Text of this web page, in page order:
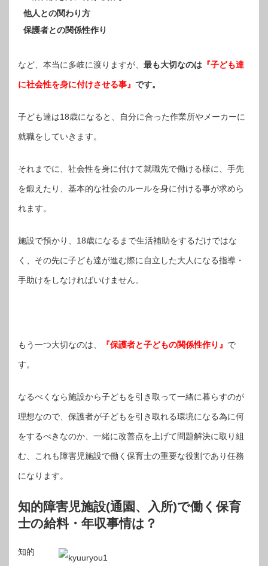
他人との関わり方
保護者との関係性作り
など、本当に多岐に渡りますが、 最も大切なのは 『子ども達
に社会性を身に付けさせる事』 です。
子ども達は18歳になると、自分に合った作業所やメーカーに
就職をしていきます。
それまでに、社会性を身に付けて就職先で働ける様に、手先
を鍛えたり、基本的な社会のルールを身に付ける事が求めら
れます。
施設で預かり、18歳になるまで生活補助をするだけではな
く、その先に子ども達が進む際に自立した大人になる指導・
手助けをしなければいけません。
もう一つ大切なのは、 『保護者と子どもの関係性作り』 で
す。
なるべくなら施設から子どもを引き取って一緒に暮らすのが
理想なので、保護者が子どもを引き取れる環境になる為に何
をするべきなのか、一緒に改善点を上げて問題解決に取り組
む、これも障害児施設で働く保育士の重要な役割であり任務
になります。
知的障害児施設(通園、入所)で働く保育
士の給料・年収事情は？
知的